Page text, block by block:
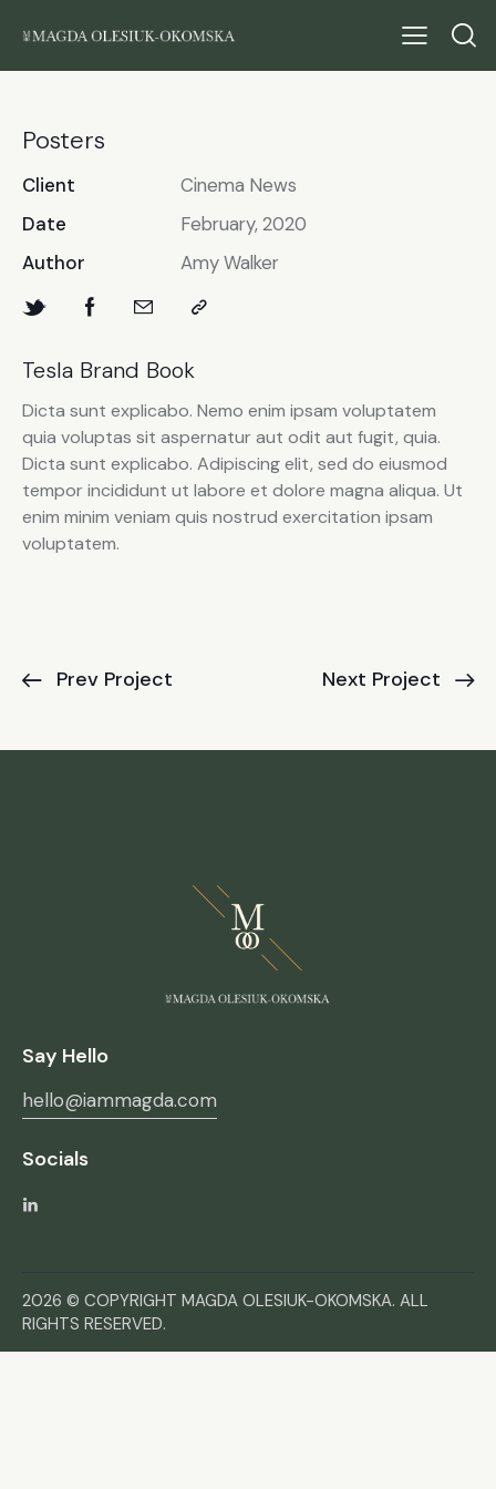
Posters
Tesla Brand Book
Dicta sunt explicabo. Nemo enim ipsam voluptatem
quia voluptas sit aspernatur aut odit aut fugit, quia.
Dicta sunt explicabo. Adipiscing elit, sed do eiusmod
tempor incididunt ut labore et dolore magna aliqua. Ut
enim minim veniam quis nostrud exercitation ipsam
voluptatem.
Client
Cinema News
Date
February, 2020
Author
Amy Walker
Prev Project Next Project
Say Hello
hello@iammagda.com
Socials
2026 © COPYRIGHT MAGDA OLESIUK-OKOMSKA. ALL
RIGHTS RESERVED.